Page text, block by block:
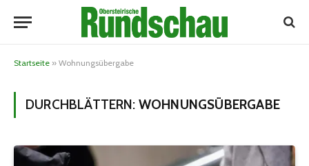
Startseite » Wohnungsübergabe
DURCHBLÄTTERN: WOHNUNGSÜBERGABE